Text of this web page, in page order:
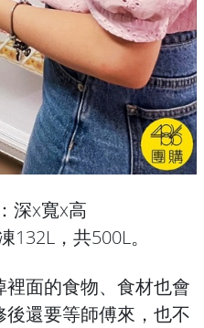
深x寬x高
，共500L。
面的食物、食材也會
還要等師傅來，也不